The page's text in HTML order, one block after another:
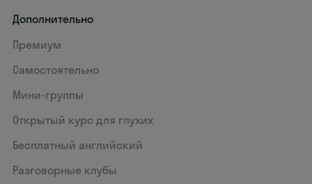
Дополнительно
Премиум
Самостоятельно
Мини-группы
Открытый курс для глухих
Бесплатный английский
Разговорные клубы